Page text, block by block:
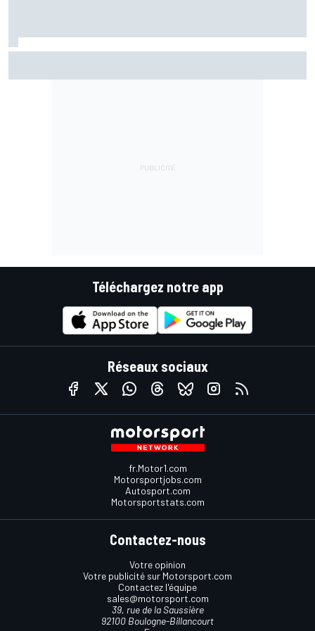
Téléchargez notre app
Réseaux sociaux
fr.Motor1.com
Motorsportjobs.com
Autosport.com
Motorsportstats.com
Contactez-nous
Votre opinion
Votre publicité sur Motorsport.com
Contactez l'équipe
sales@motorsport.com
39, rue de la Saussière
92100 Boulogne-Billancourt